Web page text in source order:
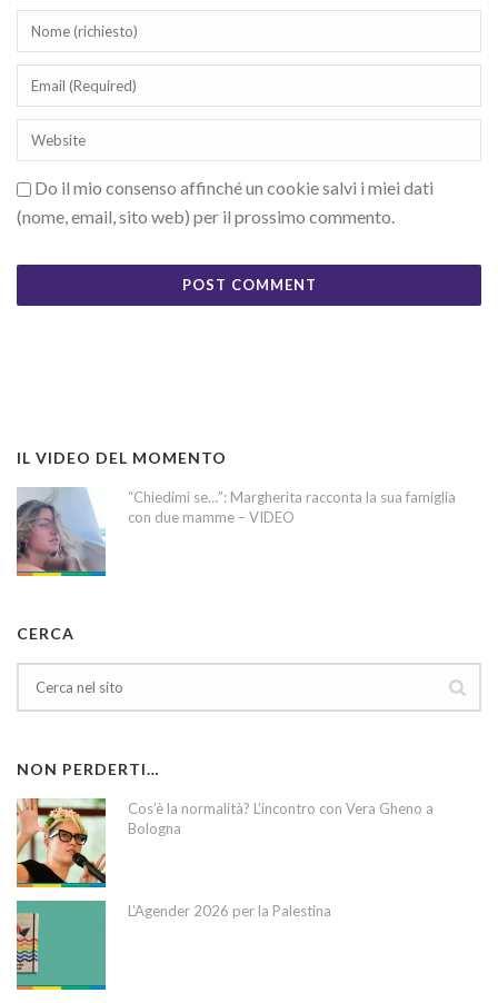
Do il mio consenso affinché un cookie salvi i miei dati
(nome, email, sito web) per il prossimo commento.
IL VIDEO DEL MOMENTO
“Chiedimi se…”: Margherita racconta la sua famiglia
con due mamme – VIDEO
CERCA
NON PERDERTI…
Cos’è la normalità? L’incontro con Vera Gheno a
Bologna
L’Agender 2026 per la Palestina